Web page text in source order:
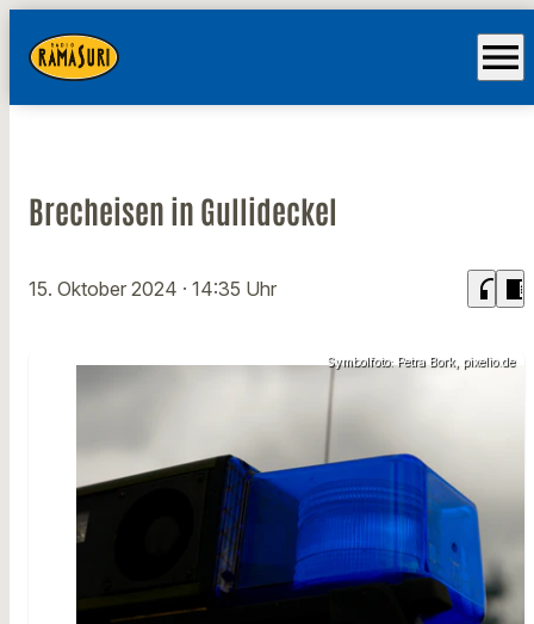
menu
Brecheisen in Gullideckel
15. Oktober 2024 · 14:35 Uhr headphones chrome_reader_mode
Symbolfoto: Petra Bork, pixelio.de